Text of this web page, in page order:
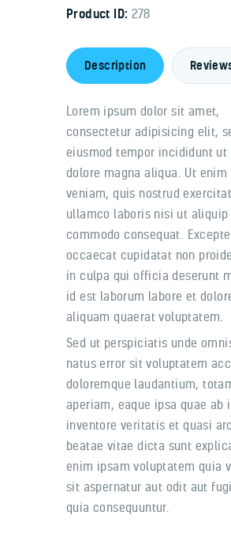
Product ID: 278
Description
Lorem ipsum dolor sit amet,
consectetur adipisicing elit,
eiusmod tempor incididunt ut
dolore magna aliqua. Ut enim
veniam, quis nostrud
ullamco laboris nisi ut aliquip
commodo consequat.
occaecat cupidatat non
in culpa qui officia deserunt
id est laborum labore et
aliquam quaerat voluptatem.
Sed ut perspiciatis unde
natus error sit voluptatem
doloremque laudantium,
aperiam, eaque ipsa quae ab
inventore veritatis et quasi
beatae vitae dicta sunt
enim ipsam voluptatem quia
sit aspernatur aut odit aut
quia consequuntur.